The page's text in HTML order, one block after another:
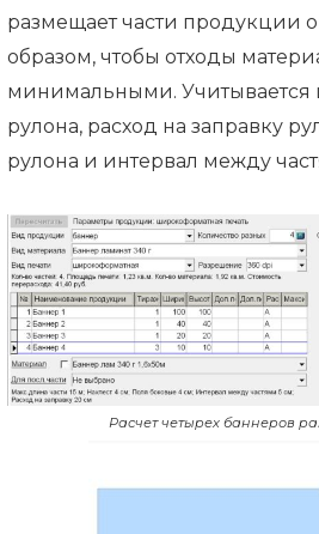
размещает части продукции
образом, чтобы отходы
минимальными.
рулона, расход на заправку
рулона и интервал между
Расчет четырех баннеров